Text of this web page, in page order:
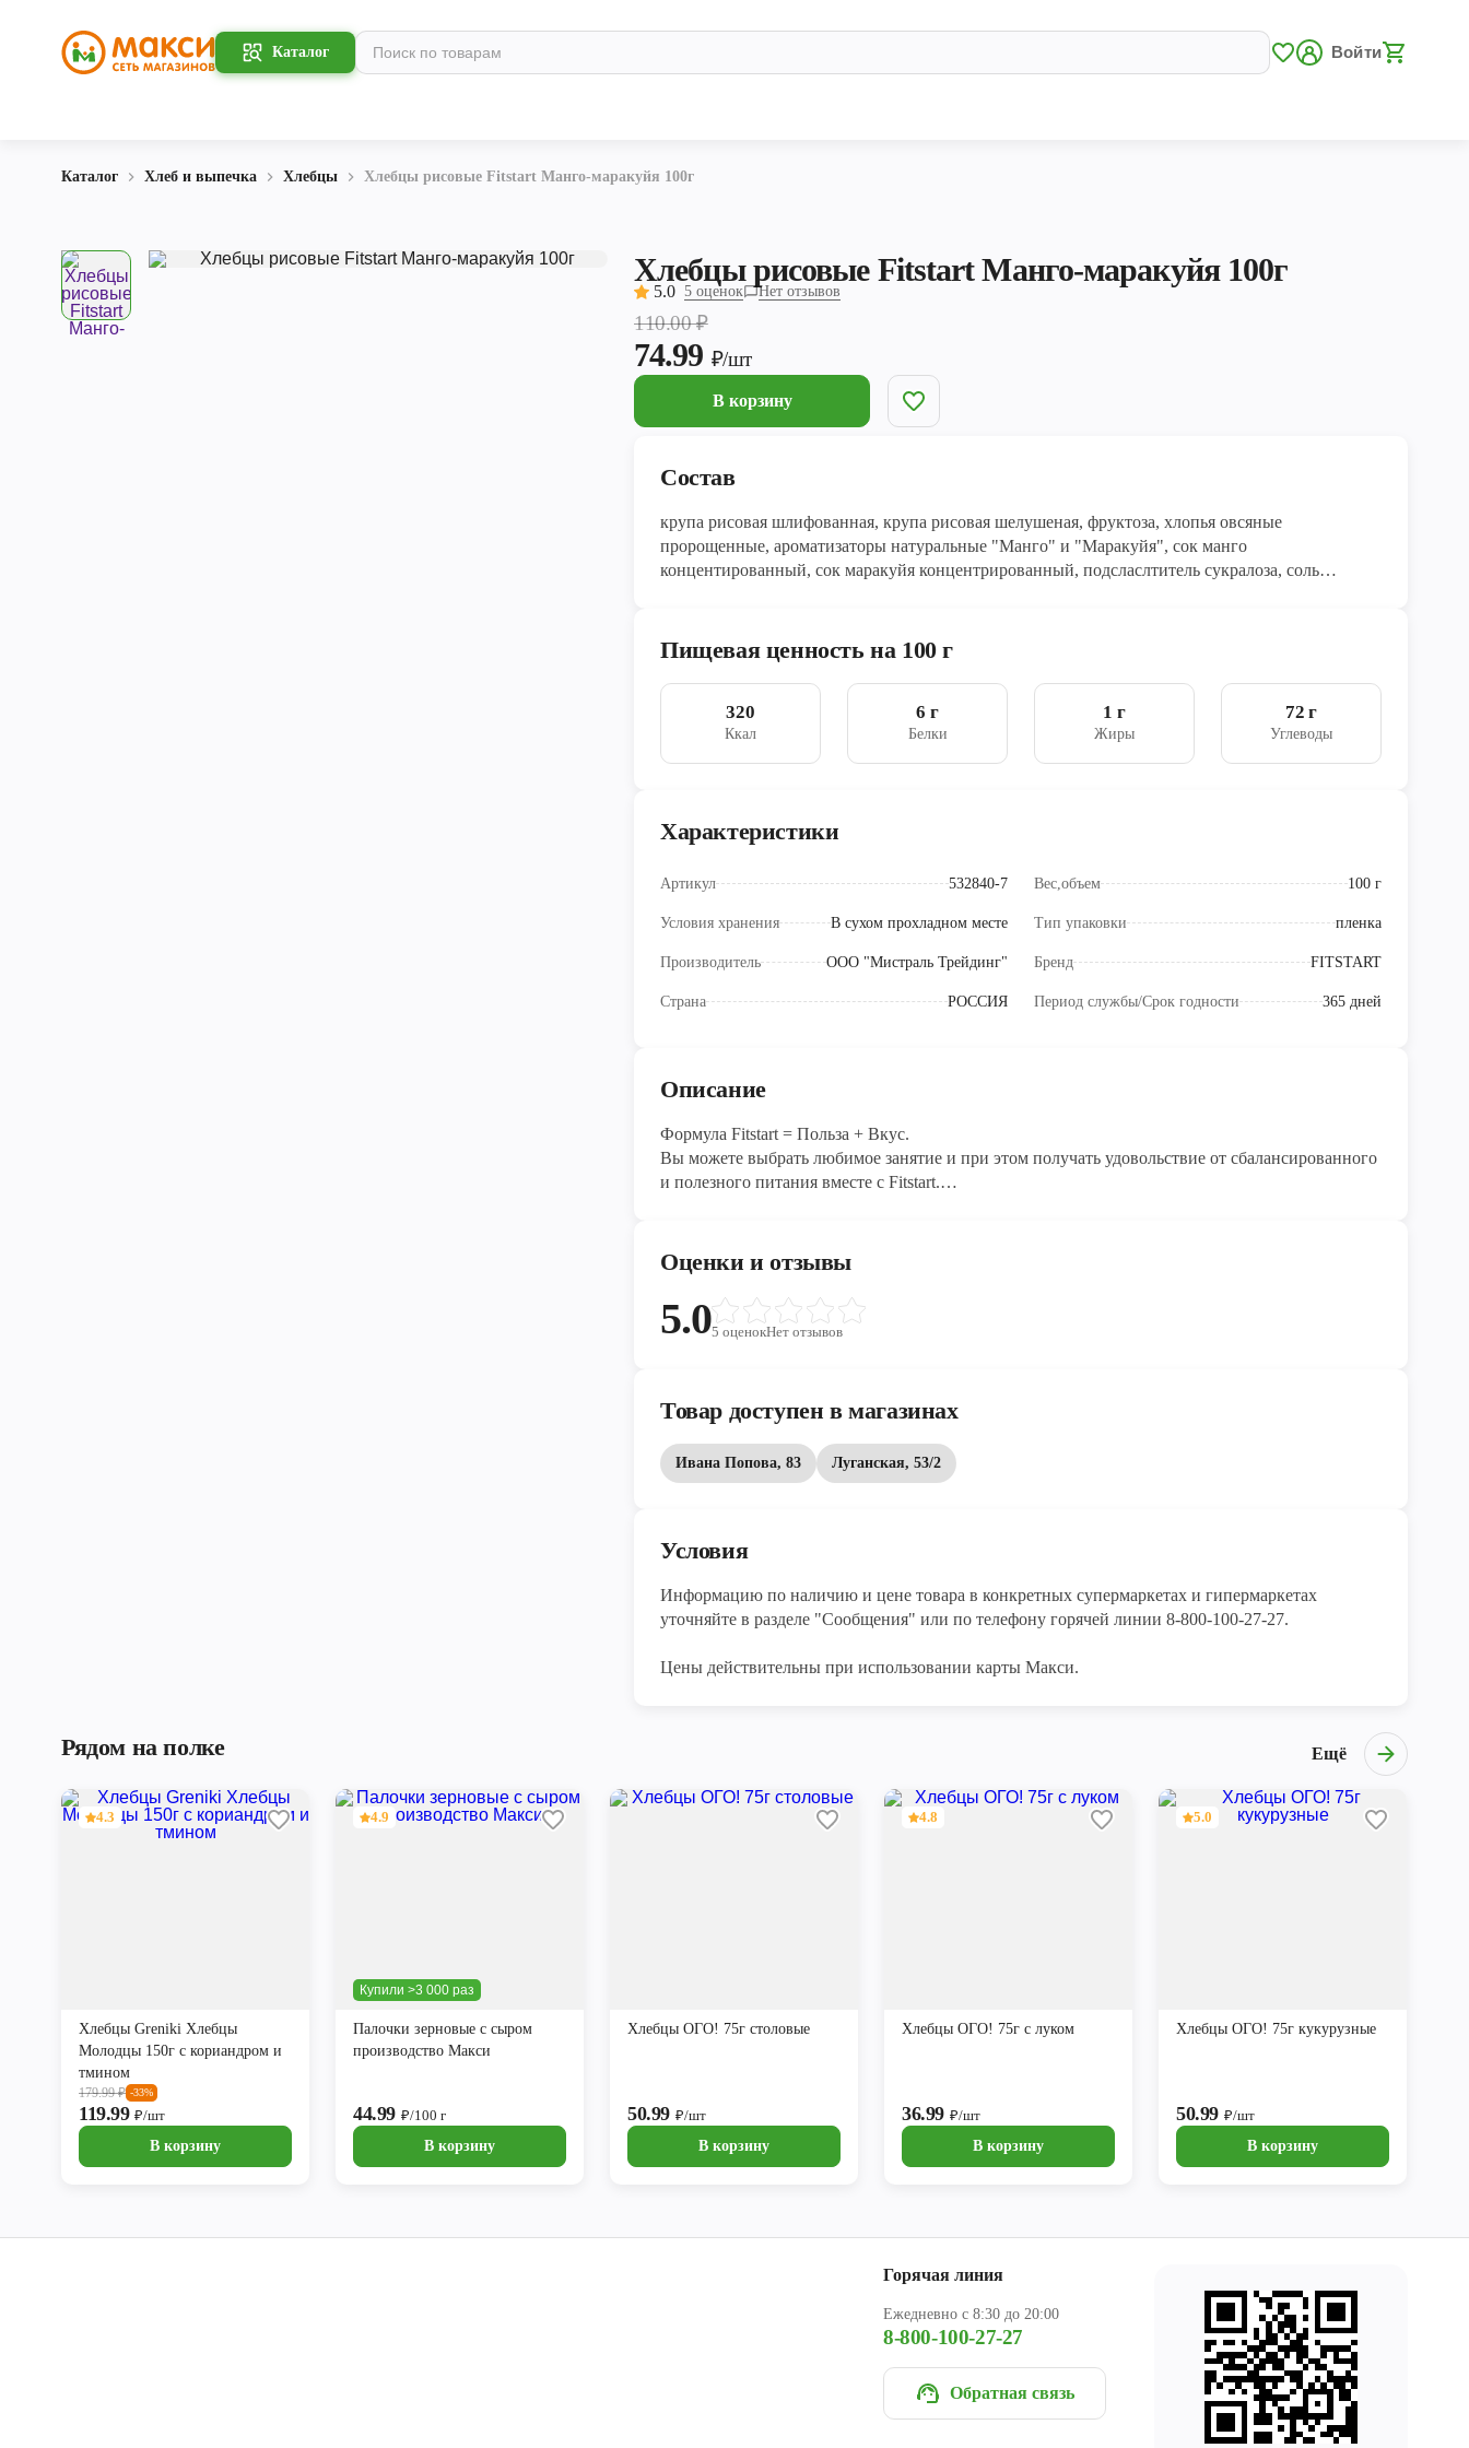
Каталог Войти
Каталог Хлеб и выпечка Хлебцы Хлебцы рисовые Fitstart Манго-маракуйя 100г
Хлебцы рисовые Fitstart Манго-маракуйя 100г
5.0 5 оценок Нет отзывов
110.00₽
74.99 ₽/шт
В корзину
Состав
крупа рисовая шлифованная, крупа рисовая шелушеная, фруктоза, хлопья овсяные
пророщенные, ароматизаторы натуральные "Манго" и "Маракуйя", сок манго
концентированный, сок маракуйя концентрированный, подсласлтитель сукралоза, соль
Пищевая ценность на 100 г
320
Ккал
6 г
Белки
1 г
Жиры
72 г
Углеводы
Характеристики
Артикул 532840-7 Вес,объем 100 г
Условия хранения В сухом прохладном месте Тип упаковки пленка
Производитель ООО "Мистраль Трейдинг" Бренд FITSTART
Страна РОССИЯ Период службы/Срок годности 365 дней
Описание
Формула Fitstart = Польза + Вкус.
Вы можете выбрать любимое занятие и при этом получать удовольствие от сбалансированного
и полезного питания вместе с Fitstart.
красоты и молодости.
Стройность — цельнозерновой рис и клетчатка для здорового пищеварения и чувства сытости
надолго.
Комфорт — удобная упаковка. Идеальный перекус в офисе, дома и в дороге. Многоразовая
Оценки и отзывы
5.05 оценокНет отзывов
Товар доступен в магазинах
Ивана Попова, 83 Луганская, 53/2
Условия
Информацию по наличию и цене товара в конкретных супермаркетах и гипермаркетах
уточняйте в разделе "Сообщения" или по телефону горячей линии 8-800-100-27-27.
Цены действительны при использовании карты Макси.
Рядом на полке Ещё
4.3
Хлебцы Greniki Хлебцы
Молодцы 150г с кориандром и
тмином
179.99₽ -33%
119.99₽/шт
В корзину
Купили >3 000 раз
4.9
Палочки зерновые с сыром
производство Макси
44.99 ₽/100 г
В корзину
Хлебцы ОГО! 75г столовые
50.99 ₽/шт
В корзину
4.8
Хлебцы ОГО! 75г с луком
36.99 ₽/шт
В корзину
5.0
Хлебцы ОГО! 75г кукурузные
50.99 ₽/шт
В корзину
Горячая линия
Ежедневно с 8:30 до 20:00
8-800-100-27-27
Обратная связь